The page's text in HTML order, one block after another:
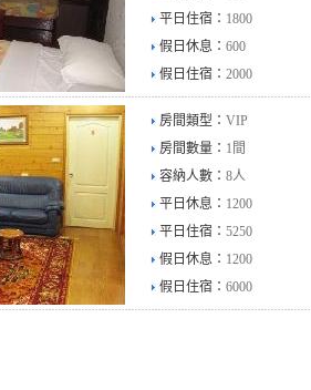
平日住宿： 1800
假日休息： 600
假日住宿： 2000
房間類型： VIP
房間數量： 1間
容納人數： 8人
平日休息： 1200
平日住宿： 5250
假日休息： 1200
假日住宿： 6000